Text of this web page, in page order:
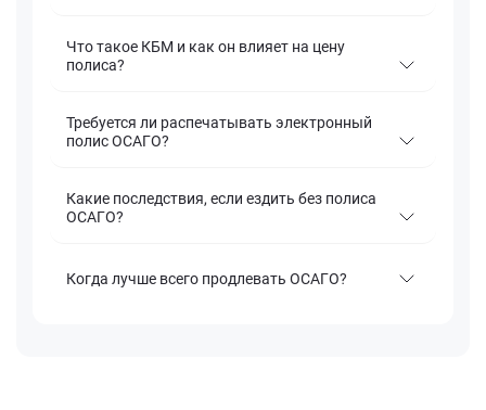
Что такое КБМ и как он влияет на цену
полиса?
Требуется ли распечатывать электронный
полис ОСАГО?
Какие последствия, если ездить без полиса
ОСАГО?
Когда лучше всего продлевать ОСАГО?